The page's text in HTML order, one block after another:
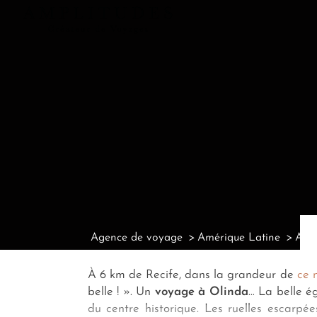
Agence de voyage Amérique Latine
À 6 km de Recife, dans la grandeur de ce
belle ! ». Un voyage à Olinda… La belle
du centre historique. Les ruelles